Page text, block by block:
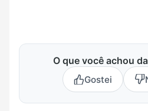
O que você achou
Gostei